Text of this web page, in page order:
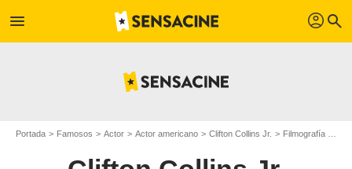
menu profil search
Portada Famosos Actor Actor americano Clifton Collins Jr. Filmografía Clifton Collins Jr.